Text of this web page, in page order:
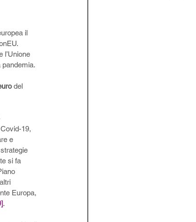
il
l’Unione
pandemia.
del
19,
e
si fa
Europa,
.